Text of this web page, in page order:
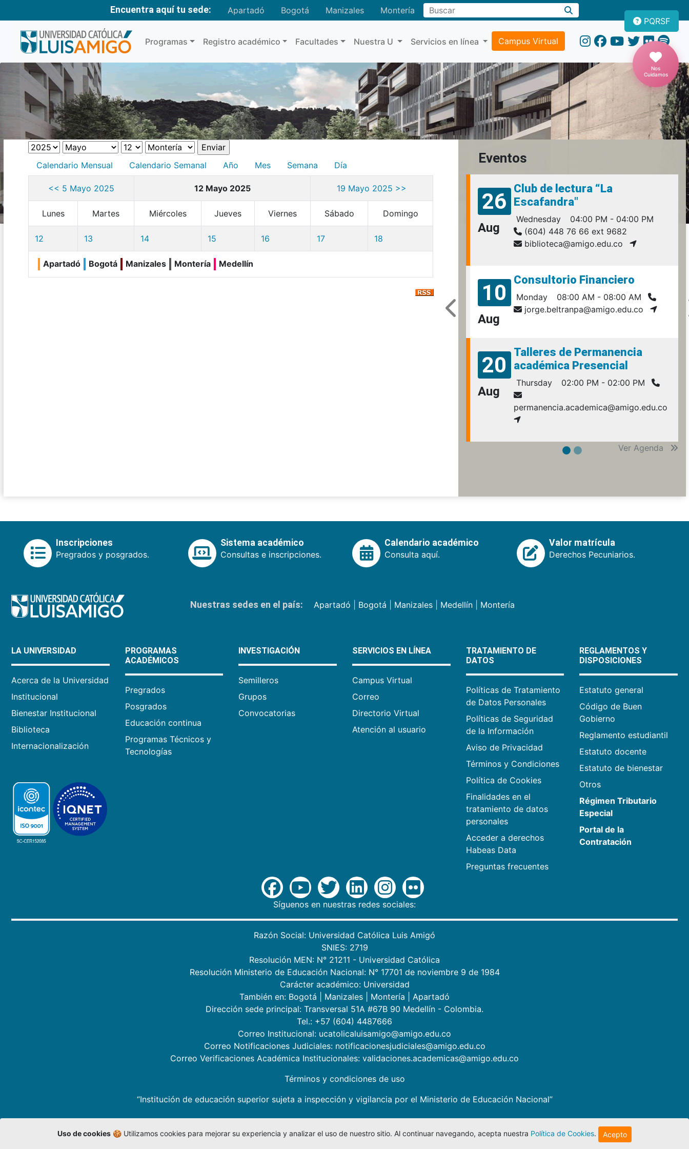
Encuentra aquí tu sede: Apartadó Bogotá Manizales MonteríaBuscar
Programas Registro académico Facultades Nuestra U Servicios en línea Campus Virtual
PQRSF
Nos
Cuidamos
Calendario Mensual Calendario Semanal Año Mes Semana Día
<< 5 Mayo 2025 12 Mayo 2025 19 Mayo 2025 >>
Lunes Martes Miércoles Jueves Viernes Sábado Domingo
12 13 14 15 16 17 18
Apartadó Bogotá Manizales Montería Medellín
Eventos
26
Aug
Club de lectura “La
Escafandra"
Wednesday
04:00 PM - 04:00 PM
(604) 448 76 66 ext 9682
biblioteca@amigo.edu.co
10
Aug
Consultorio Financiero
Monday
08:00 AM - 08:00 AM
jorge.beltranpa@amigo.edu.co
20
Aug
Talleres de Permanencia
académica Presencial
Thursday 02:00 PM - 02:00 PM
permanencia.academica@amigo.edu.co
Ver Agenda
Inscripciones
Pregrados y posgrados.
Sistema académico
Consultas e inscripciones.
Calendario académico
Consulta aquí.
Valor matrícula
Derechos Pecuniarios.
Nuestras sedes en el país: Apartadó Bogotá Manizales| Medellín| Montería
LA UNIVERSIDAD
Acerca de la Universidad
Institucional
Bienestar Institucional
Biblioteca
Internacionalización
PROGRAMAS
ACADÉMICOS
Pregrados
Posgrados
Educación continua
Programas Técnicos y
Tecnologías
INVESTIGACIÓN
Semilleros
Grupos
Convocatorias
SERVICIOS EN LÍNEA
Campus Virtual
Correo
Directorio Virtual
Atención al usuario
TRATAMIENTO DE
DATOS
Políticas de Tratamiento
de Datos Personales
Políticas de Seguridad
de la Información
Aviso de Privacidad
Términos y Condiciones
Política de Cookies
Finalidades en el
tratamiento de datos
personales
Acceder a derechos
Habeas Data
Preguntas frecuentes
REGLAMENTOS Y
DISPOSICIONES
Estatuto general
Código de Buen
Gobierno
Reglamento estudiantil
Estatuto docente
Estatuto de bienestar
Otros
Régimen Tributario
Especial
Portal de la
Contratación
Síguenos en nuestras redes sociales:
Razón Social: Universidad Católica Luis Amigó
SNIES: 2719
Resolución MEN: N° 21211 - Universidad Católica
Resolución Ministerio de Educación Nacional: N° 17701 de noviembre 9 de 1984
Carácter académico: Universidad
También en: Bogotá Manizales Montería
Apartadó
Dirección sede principal: Transversal 51A #67B 90 Medellín - Colombia.
Tel.: +57 (604) 4487666
Correo Institucional: ucatolicaluisamigo@amigo.edu.co
Correo Notificaciones Judiciales: notificacionesjudiciales@amigo.edu.co
Correo Verificaciones Académica Institucionales: validaciones.academicas@amigo.edu.co
Términos y condiciones de uso
“Institución de educación superior sujeta a inspección y vigilancia por el Ministerio de Educación Nacional”
Uso de cookies 🍪 Utilizamos cookies para mejorar su experiencia y analizar el uso de nuestro sitio. Al continuar navegando, acepta nuestra Política de Cookies. Acepto